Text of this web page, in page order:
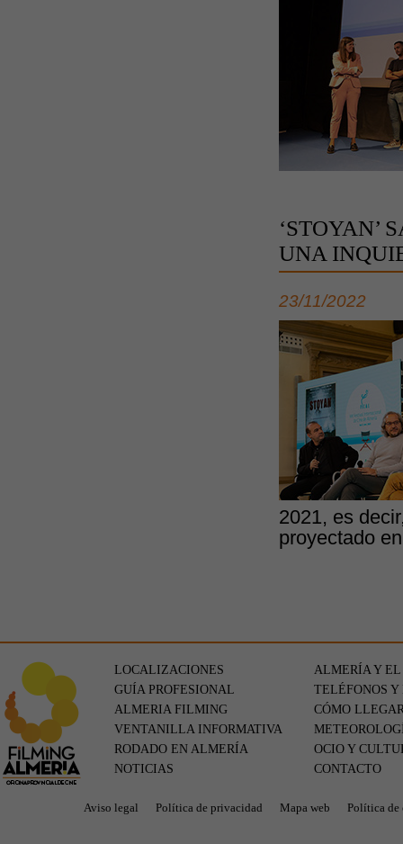
‘STOYAN’
UNA
23/11/2022
2021, es
proyectado
LOCALIZACIONES
GUÍA PROFESIONAL
ALMERIA FILMING
VENTANILLA INFORMATIVA
RODADO EN ALMERÍA
NOTICIAS
ALMERÍA Y EL
TELÉFONOS Y
CÓMO
OCIO Y
CONTACTO
Aviso legal Política de privacidad Mapa web Política de